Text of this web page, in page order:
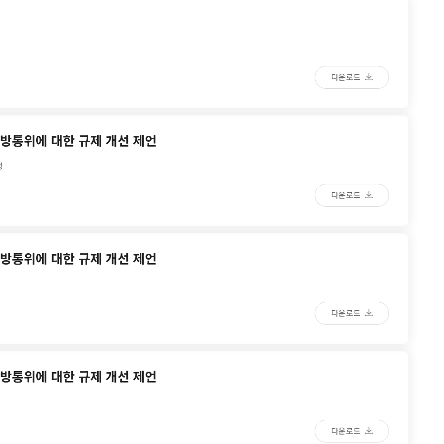
다운로드
위에 대한 규제 개선 제언
다운로드
위에 대한 규제 개선 제언
다운로드
위에 대한 규제 개선 제언
다운로드